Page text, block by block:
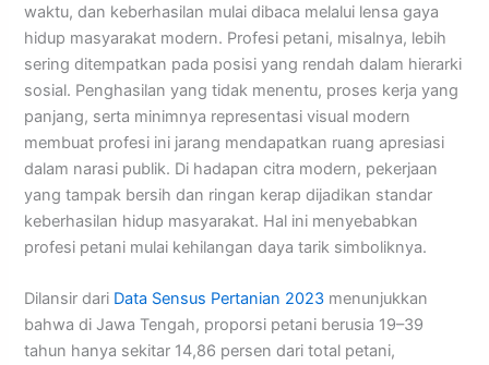
waktu, dan keberhasilan mulai dibaca melalui lensa gaya
hidup masyarakat modern. Profesi petani, misalnya, lebih
sering ditempatkan pada posisi yang rendah dalam hierarki
sosial. Penghasilan yang tidak menentu, proses kerja yang
panjang, serta minimnya representasi visual modern
membuat profesi ini jarang mendapatkan ruang apresiasi
dalam narasi publik. Di hadapan citra modern, pekerjaan
yang tampak bersih dan ringan kerap dijadikan standar
keberhasilan hidup masyarakat. Hal ini menyebabkan
profesi petani mulai kehilangan daya tarik simboliknya.
Dilansir dari Data Sensus Pertanian 2023 menunjukkan
bahwa di Jawa Tengah, proporsi petani berusia 19–39
tahun hanya sekitar 14,86 persen dari total petani,